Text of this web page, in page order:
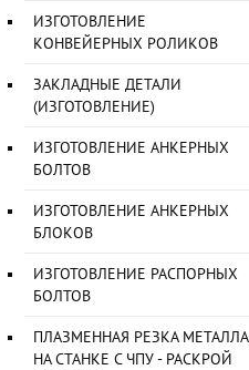
ИЗГОТОВЛЕНИЕ
КОНВЕЙЕРНЫХ РОЛИКОВ
ЗАКЛАДНЫЕ ДЕТАЛИ
(ИЗГОТОВЛЕНИЕ)
ИЗГОТОВЛЕНИЕ АНКЕРНЫХ
БОЛТОВ
ИЗГОТОВЛЕНИЕ АНКЕРНЫХ
БЛОКОВ
ИЗГОТОВЛЕНИЕ РАСПОРНЫХ
БОЛТОВ
ПЛАЗМЕННАЯ РЕЗКА МЕТАЛЛА
НА СТАНКЕ С ЧПУ - РАСКРОЙ